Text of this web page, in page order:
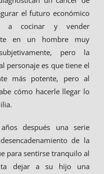
el futuro económico
a cocinar y vender
en un hombre muy
pero la
personaje es que tiene el
más potente, pero al
cómo hacerle llegar lo
después una serie
de la
para sentirse tranquilo al
dejar a su hijo una